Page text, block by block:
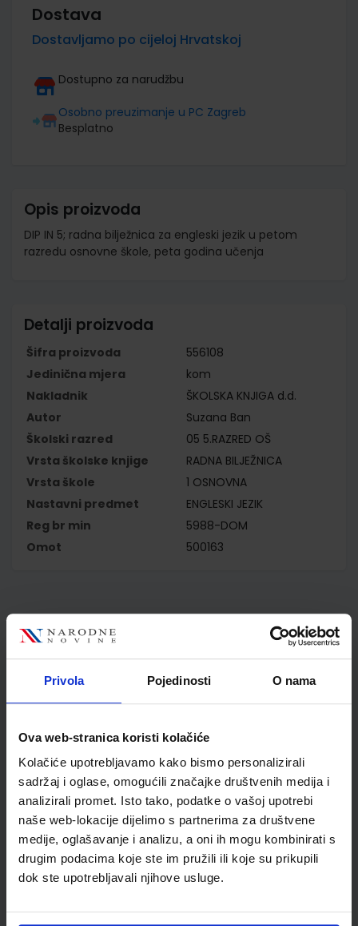
Privola Pojedinosti O nama
Ova web-stranica koristi kolačiće
Kolačiće upotrebljavamo kako bismo personalizirali
sadržaj i oglase, omogućili značajke društvenih medija i
analizirali promet. Isto tako, podatke o vašoj upotrebi
naše web-lokacije dijelimo s partnerima za društvene
medije, oglašavanje i analizu, a oni ih mogu kombinirati s
drugim podacima koje ste im pružili ili koje su prikupili
dok ste upotrebljavali njihove usluge.
Dostava
Dostavljamo po cijeloj Hrvatskoj
Dostupno za narudžbu
Osobno preuzimanje u PC Zagreb
Besplatno
Opis proizvoda
DIP IN 5; radna bilježnica za engleski jezik u petom
razredu osnovne škole, peta godina učenja
Detalji proizvoda
Šifra proizvoda
556108
Jedinična mjera
kom
Nakladnik
ŠKOLSKA KNJIGA d.d.
Autor
Suzana Ban
Školski razred
05 5.RAZRED OŠ
Vrsta školske knjige
RADNA BILJEŽNICA
Vrsta škole
1 OSNOVNA
Nastavni predmet
ENGLESKI JEZIK
Reg br min
5988-DOM
Omot
500163
Kupci najčešće biraju..
Omot PVC za školske
udžbenike; dimenzije
433x287; tip 163